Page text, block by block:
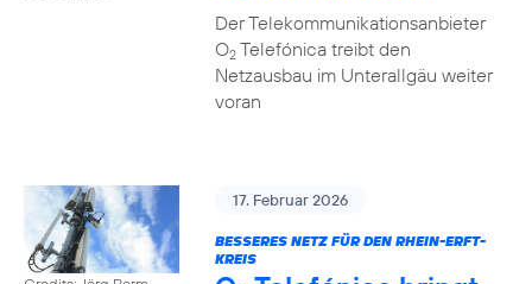
Der Telekommunikationsanbieter
O2Telefónica treibt den
Netzausbau im Unterallgäu weiter
voran
17. Februar 2026
BESSERES NETZ FÜR DEN RHEIN-ERFT-
KREIS